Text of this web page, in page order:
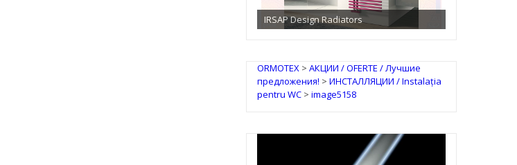
IRSAP Design Radiators
ORMOTEX> АКЦИИ / OFERTE / Лучшие
предложения! > ИНСТАЛЛЯЦИИ / Instalația
pentru WC> image5158